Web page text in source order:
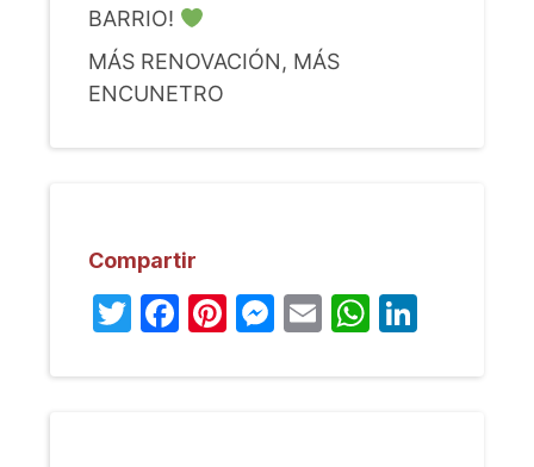
BARRIO!
MÁS RENOVACIÓN, MÁS
ENCUNETRO
Compartir
Twitter
Facebook
Pinterest
Messenger
Email